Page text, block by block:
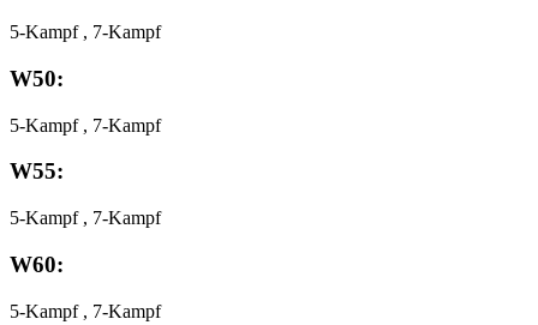
5-Kampf , 7-Kampf
W50:
5-Kampf , 7-Kampf
W55:
5-Kampf , 7-Kampf
W60:
5-Kampf , 7-Kampf